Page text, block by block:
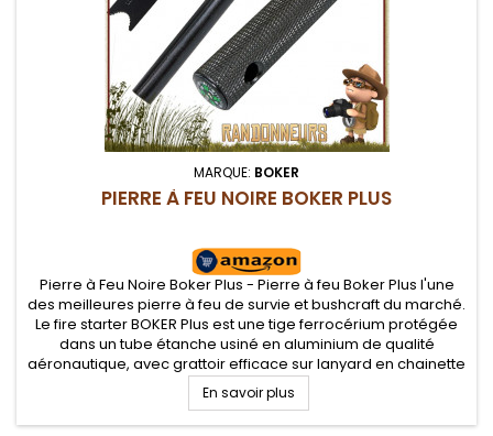
MARQUE: BOKER
PIERRE À FEU NOIRE BOKER PLUS
Pierre à Feu Noire Boker Plus - Pierre à feu Boker Plus l'une
des meilleures pierre à feu de survie et bushcraft du marché.
Le fire starter BOKER Plus est une tige ferrocérium protégée
dans un tube étanche usiné en aluminium de qualité
aéronautique, avec grattoir efficace sur lanyard en chainette
métallique
En savoir plus